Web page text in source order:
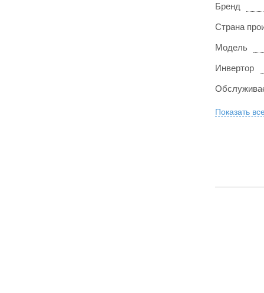
Бренд
Страна
Модель
Инвертор
Показать все